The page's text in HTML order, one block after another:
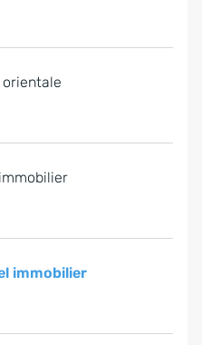
orientale
immobilier